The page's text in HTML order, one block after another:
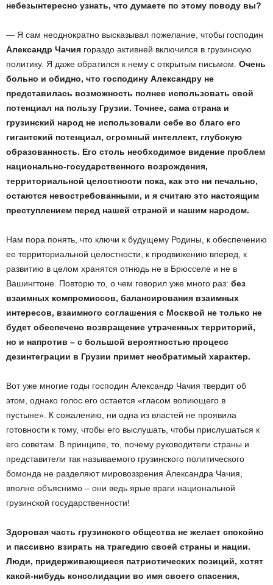
небезынтересно узнать, что думаете по этому поводу вы?
— Я сам неоднократно высказывал пожелание, чтобы господин
Александр Чачия гораздо активней включился в грузинскую
политику. Я даже обратился к нему с открытым письмом. Очень
больно и обидно, что господину Александру не
представилась возможность полнее использовать свой
потенциал на пользу Грузии. Точнее, сама страна и
грузинский народ не использовали себе во благо его
гигантский потенциал, огромный интеллект, глубокую
образованность. Его столь необходимое видение проблем
национально-государственного возрождения,
территориальной целостности пока, как это ни печально,
остаются невостребованными, и я считаю это настоящим
преступлением перед нашей страной и нашим народом.
Нам пора понять, что ключи к будущему Родины, к обеспечению
ее территориальной целостности, к продвижению вперед, к
развитию в целом хранятся отнюдь не в Брюсселе и не в
Вашингтоне. Повторю то, о чем говорил уже много раз: без
взаимных компромиссов, балансирования взаимных
интересов, взаимного соглашения с Москвой не только не
будет обеспечено возвращение утраченных территорий,
но и напротив – с большой вероятностью процесс
дезинтеграции в Грузии примет необратимый характер.
Вот уже многие годы господин Александр Чачия твердит об
этом, однако голос его остается «гласом вопиющего в
пустыне». К сожалению, ни одна из властей не проявила
готовности к тому, чтобы его выслушать, чтобы прислушаться к
его советам. В принципе, то, почему руководители страны и
представители так называемого грузинского политического
бомонда не разделяют мировоззрения Александра Чачия,
вполне объяснимо – они ведь ярые враги национальной
грузинской государственности!
Здоровая часть грузинского общества не желает спокойно
и пассивно взирать на трагедию своей страны и нации.
Люди, придерживающиеся патриотических позиций, хотят
какой-нибудь консолидации во имя своего спасения,